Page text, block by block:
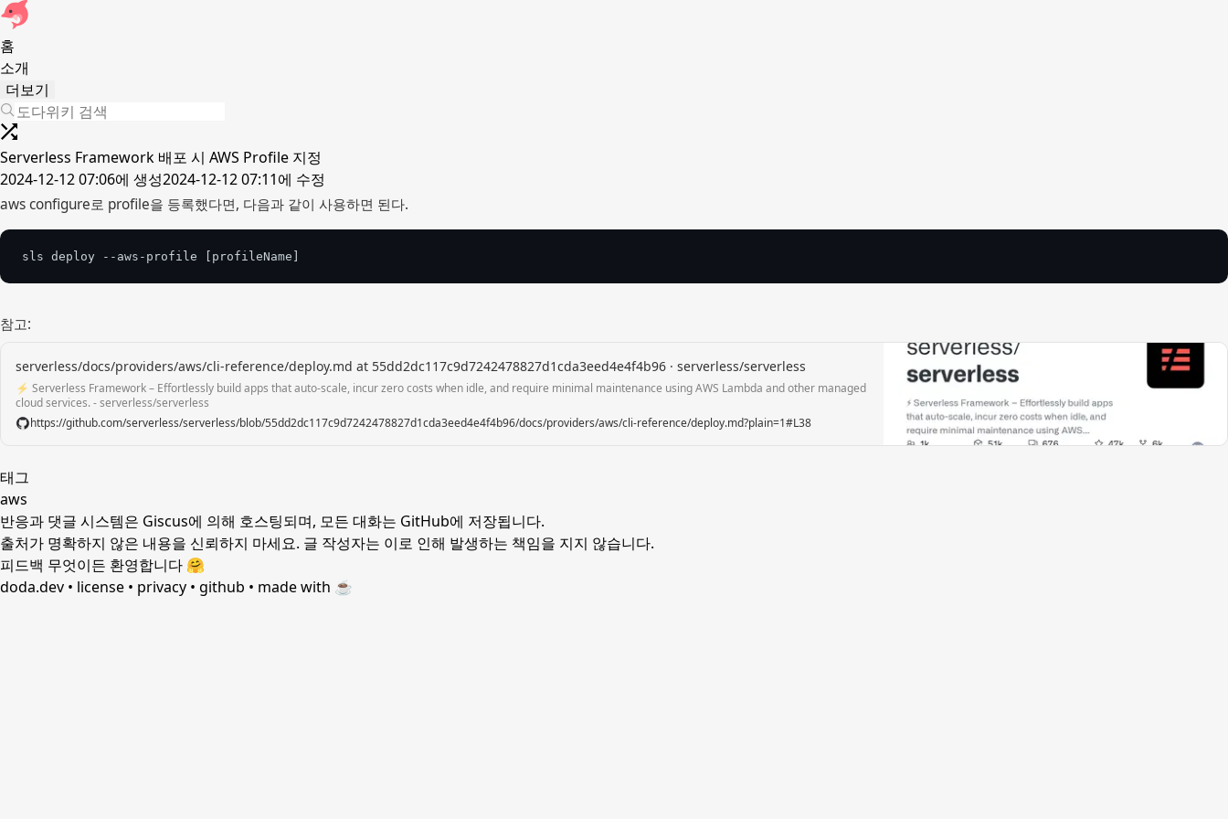
홈
소개
더보기
Serverless Framework 배포 시 AWS Profile 지정
2024-12-12 07:06에 생성2024-12-12 07:11에 수정
aws configure로 profile을 등록했다면, 다음과 같이 사용하면 된다.
sls deploy --aws-profile [profileName]
참고:
serverless/docs/providers/aws/cli-reference/deploy.md at 55dd2dc117c9d7242478827d1cda3eed4e4f4b96 · serverless/serverless
⚡ Serverless Framework – Effortlessly build apps that auto-scale, incur zero costs when idle, and require minimal maintenance using AWS Lambda and other managed
cloud services. - serverless/serverless
https://github.com/serverless/serverless/blob/55dd2dc117c9d7242478827d1cda3eed4e4f4b96/docs/providers/aws/cli-reference/deploy.md?plain=1#L38
태그
aws
반응과 댓글 시스템은 Giscus에 의해 호스팅되며, 모든 대화는 GitHub에 저장됩니다.
출처가 명확하지 않은 내용을 신뢰하지 마세요. 글 작성자는 이로 인해 발생하는 책임을 지지 않습니다.
피드백 무엇이든 환영합니다 🤗
doda.dev • license • privacy • github • made with ☕️